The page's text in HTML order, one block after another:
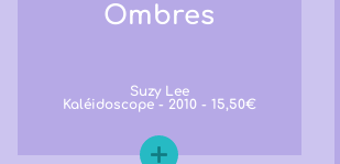
Ombres
Suzy Lee
Kaléidoscope - 2010 - 15,50€